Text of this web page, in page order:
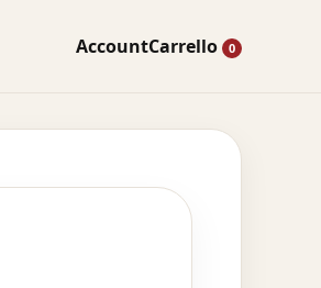
AccountCarrello 0